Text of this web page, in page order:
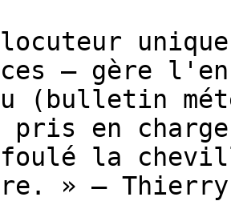
– gère
(bulletin
pris en
foulé la
» —